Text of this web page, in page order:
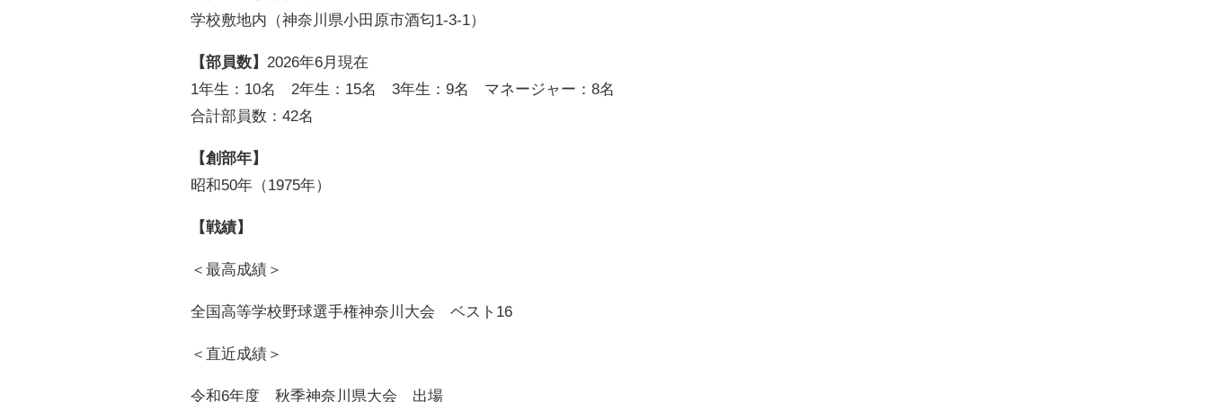
学校敷地内（神奈川県小田原市酒匂1-3-1）
【部員数】 2026年6月現在
1年生：10名 2年生：15名 3年生：9名 マネージャー：8名
合計部員数：42名
【創部年】
昭和50年（1975年）
【戦績】
＜最高成績＞
全国高等学校野球選手権神奈川大会 ベスト 16
＜直近成績＞
令和6年度 秋季神奈川県大会 出場